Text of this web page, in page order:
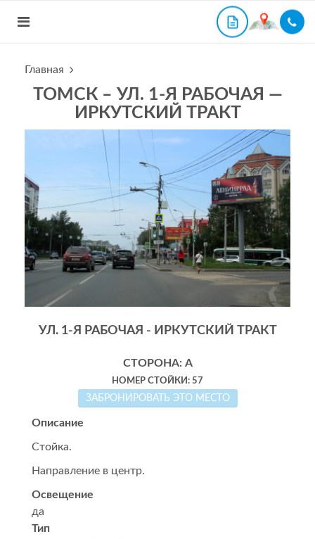
Главная
ТОМСК – УЛ. 1-Я РАБОЧАЯ —
ИРКУТСКИЙ ТРАКТ
УЛ. 1-Я РАБОЧАЯ - ИРКУТСКИЙ ТРАКТ
СТОРОНА: А
НОМЕР СТОЙКИ: 57
ЗАБРОНИРОВАТЬ ЭТО МЕСТО
Описание
Стойка.
Направление в центр.
Освещение
да
Тип